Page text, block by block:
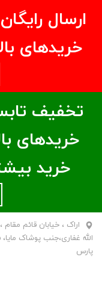
ارسال
خریدهای بالای ۵/950/
تخفیف
خرید
اراک ، خیابان قائم
الله غفاری،جنب پوشاک
پارس